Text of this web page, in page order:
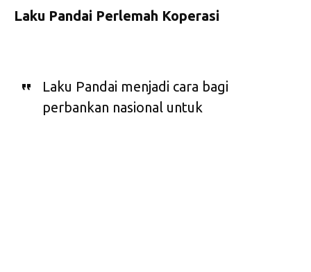
Laku Pandai Perlemah Koperasi
Laku Pandai menjadi cara bagi
perbankan nasional untuk